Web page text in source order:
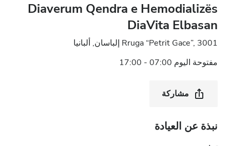
Diaverum Qendra e Hemodializës
DiaVita Elbasan
Rruga “Petrit Gace”, 3001 إلباسان, ألبانيا
مفتوحة اليوم 07:00 - 17:00
مشاركة
نبذة عن العيادة